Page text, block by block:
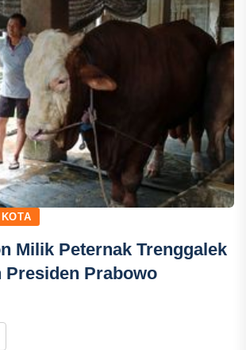
Milik Peternak Trenggalek
Presiden Prabowo